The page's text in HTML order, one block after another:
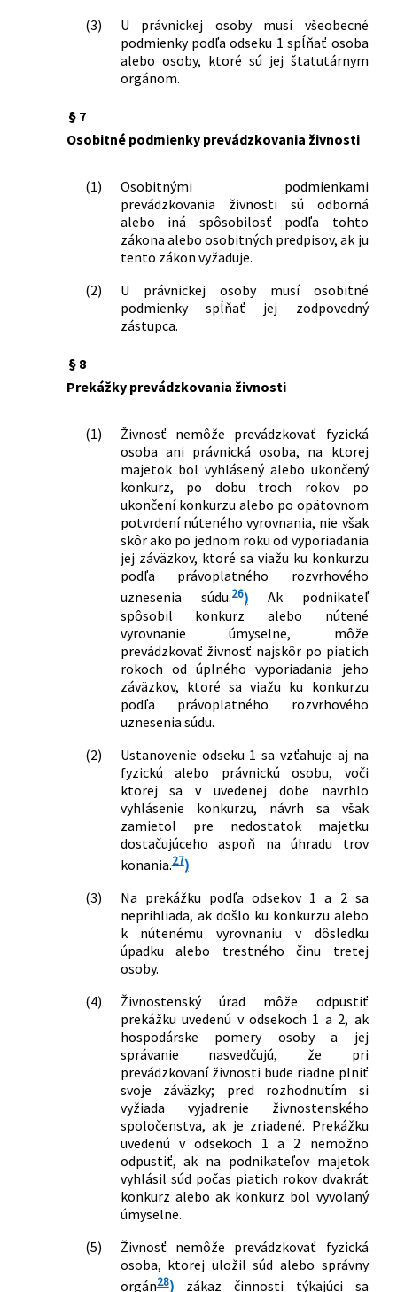
predpisov, v znení neskorších predpisov
a o zmene a doplnení niektorých
zákonov
347/2004 Z. z.
Zákon, ktorým sa mení a dopĺňa zákon
neskorších predpisov a o zmene a
350/2004 Z. z.
Zákon, ktorým sa mení a dopĺňa zákon
č. 455/1991 Zb. o živnostenskom
podnikaní (živnostenský zákon) v znení
neskorších predpisov a o zmene a
doplnení niektorých zákonov
365/2004 Z. z.
Zákon o rovnakom zaobchádzaní v
niektorých oblastiach a o ochrane pred
diskrimináciou a o zmene a doplnení
420/2004 Z. z.
Zákon o mediácii a o doplnení
Slovenskej národnej rady č. 51/1988 Zb.
o banskej činnosti, výbušninách a o
štátnej banskej správe v znení
neskorších predpisov a o zmene a
doplnení niektorých zákonov
544/2004 Z. z.
Zákon, ktorým sa mení a dopĺňa zákon
č. 143/1998 Z. z. o civilnom letectve
(letecký zákon) a o zmene a doplnení
niektorých zákonov v znení neskorších
predpisov a o zmene zákona č.
455/1991 Zb. o živnostenskom
podnikaní (živnostenský zákon) v znení
neskorších predpisov
578/2004 Z. z.
Zákon o poskytovateľoch zdravotnej
starostlivosti, zdravotníckych
pracovníkoch, stavovských
organizáciách v zdravotníctve a o
zmene a doplnení niektorých zákonov
624/2004 Z. z.
Zákon, ktorým sa mení a dopĺňa zákon
Slovenskej národnej rady č. 138/1992
Zb. o autorizovaných architektoch a
autorizovaných stavebných inžinieroch
v znení neskorších predpisov a o zmene
a doplnení zákona č. 455/1991 Zb. o
živnostenskom podnikaní
(živnostenský zákon) v znení
neskorších predpisov
650/2004 Z. z.
Zákon o doplnkovom dôchodkovom
niektorých zákonov
656/2004 Z. z.
Zákon o energetike a o zmene
niektorých zákonov
725/2004 Z. z.
Zákon o podmienkach prevádzky
vozidiel v premávke na pozemných
komunikáciách a o zmene a doplnení
niektorých zákonov
Zákon o správcoch a o zmene a
doplnení niektorých zákonov
93/2005 Z. z.
Zákon o autoškolách a o zmene a
doplnení niektorých zákonov
331/2005 Z. z.
Zákon o orgánoch štátnej správy vo
veciach drogových prekurzorov a o
zmene a doplnení niektorých zákonov
Zákon o sprostredkovaní poistenia a
(3)
U právnickej osoby musí všeobecné
podmienky podľa odseku 1 spĺňať osoba
alebo osoby, ktoré sú jej štatutárnym
orgánom.
§ 7
Osobitné podmienky prevádzkovania živnosti
(1)
Osobitnými podmienkami
prevádzkovania živnosti sú odborná
alebo iná spôsobilosť podľa tohto
zákona alebo osobitných predpisov, ak ju
tento zákon vyžaduje.
(2)
U právnickej osoby musí osobitné
podmienky spĺňať jej zodpovedný
zástupca.
§ 8
Prekážky prevádzkovania živnosti
(1)
Živnosť nemôže prevádzkovať fyzická
osoba ani právnická osoba, na ktorej
majetok bol vyhlásený alebo ukončený
konkurz, po dobu troch rokov po
ukončení konkurzu alebo po opätovnom
potvrdení núteného vyrovnania, nie však
skôr ako po jednom roku od vyporiadania
jej záväzkov, ktoré sa viažu ku konkurzu
podľa právoplatného rozvrhového
uznesenia súdu.26)Ak podnikateľ
spôsobil konkurz alebo nútené
vyrovnanie úmyselne, môže
prevádzkovať živnosť najskôr po piatich
rokoch od úplného vyporiadania jeho
záväzkov, ktoré sa viažu ku konkurzu
podľa právoplatného rozvrhového
uznesenia súdu.
(2)
Ustanovenie odseku 1 sa vzťahuje aj na
fyzickú alebo právnickú osobu, voči
ktorej sa v uvedenej dobe navrhlo
vyhlásenie konkurzu, návrh sa však
zamietol pre nedostatok majetku
dostačujúceho aspoň na úhradu trov
konania.27)
(3)
Na prekážku podľa odsekov 1 a 2 sa
neprihliada, ak došlo ku konkurzu alebo
k nútenému vyrovnaniu v dôsledku
úpadku alebo trestného činu tretej
osoby.
(4)
Živnostenský úrad môže odpustiť
prekážku uvedenú v odsekoch 1 a 2, ak
hospodárske pomery osoby a jej
správanie nasvedčujú, že pri
prevádzkovaní živnosti bude riadne plniť
svoje záväzky; pred rozhodnutím si
vyžiada vyjadrenie živnostenského
spoločenstva, ak je zriadené. Prekážku
uvedenú v odsekoch 1 a 2 nemožno
odpustiť, ak na podnikateľov majetok
vyhlásil súd počas piatich rokov dvakrát
konkurz alebo ak konkurz bol vyvolaný
úmyselne.
(5)
Živnosť nemôže prevádzkovať fyzická
osoba, ktorej uložil súd alebo správny
orgán28)zákaz činnosti týkajúci sa